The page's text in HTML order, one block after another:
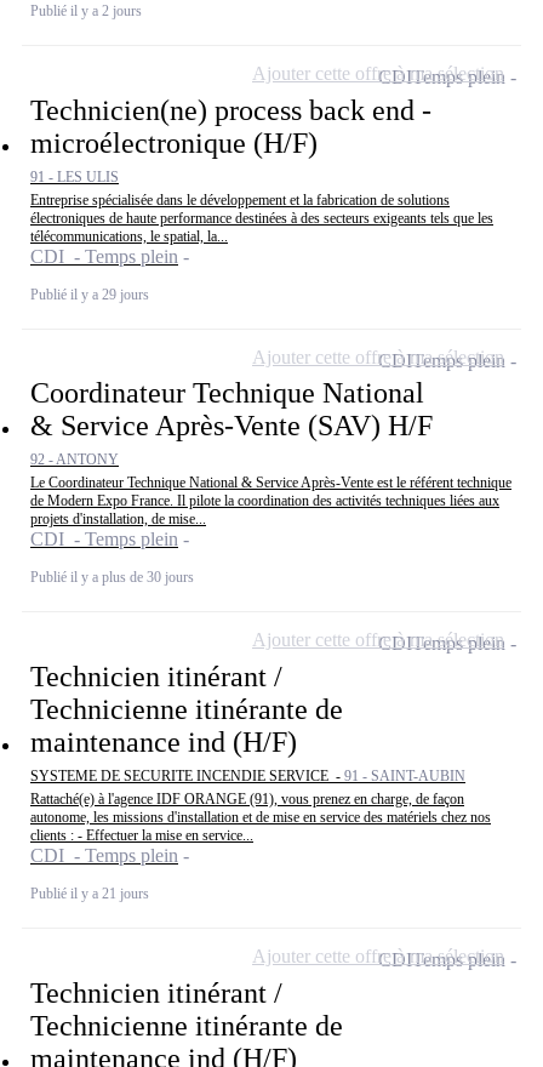
Publié il y a 2 jours
Technicien(ne) process back end -
microélectronique (H/F)
91 - LES ULIS
Entreprise spécialisée dans le développement et la fabrication de solutions
électroniques de haute performance destinées à des secteurs exigeants tels que les
télécommunications, le spatial, la...
CDI - Temps plein
Publié il y a 29 jours
CDITemps plein
Ajouter cette offre à ma sélection
Coordinateur Technique National
& Service Après-Vente (SAV) H/F
92 - ANTONY
Le Coordinateur Technique National & Service Après-Vente est le référent technique
de Modern Expo France. Il pilote la coordination des activités techniques liées aux
projets d'installation, de mise...
CDI - Temps plein
Publié il y a plus de 30 jours
CDITemps plein
Ajouter cette offre à ma sélection
Technicien itinérant /
Technicienne itinérante de
maintenance ind (H/F)
SYSTEME DE SECURITE INCENDIE SERVICE - 91 - SAINT-AUBIN
Rattaché(e) à l'agence IDF ORANGE (91), vous prenez en charge, de façon
autonome, les missions d'installation et de mise en service des matériels chez nos
clients : - Effectuer la mise en service...
CDI - Temps plein
Publié il y a 21 jours
CDITemps plein
Ajouter cette offre à ma sélection
Technicien itinérant /
Technicienne itinérante de
maintenance ind (H/F)
CDITemps plein
Ajouter cette offre à ma sélection